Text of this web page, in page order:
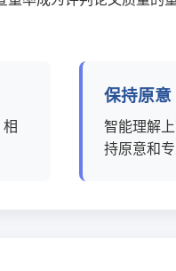
保持原意
智能理解
持原意和